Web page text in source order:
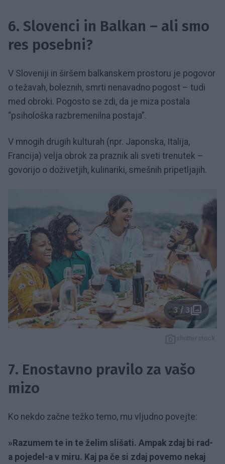
6. Slovenci in Balkan – ali smo
res posebni?
V Sloveniji in širšem balkanskem prostoru je pogovor
o težavah, boleznih, smrti nenavadno pogost – tudi
med obroki. Pogosto se zdi, da je miza postala
“psihološka razbremenilna postaja”.
V mnogih drugih kulturah (npr. Japonska, Italija,
Francija) velja obrok za praznik ali sveti trenutek –
govorijo o doživetjih, kulinariki, smešnih pripetljajih.
3 / 3
7. Enostavno pravilo za vašo
mizo
Ko nekdo začne težko temo, mu vljudno povejte:
»Razumem te in te želim slišati. Ampak zdaj bi rad-
a pojedel-a v miru. Kaj pa če si zdaj povemo nekaj